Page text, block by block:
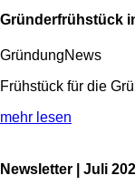
Gründerfrühstück
GründungNews
Frühstück für die
mehr lesen
Newsletter | Juli